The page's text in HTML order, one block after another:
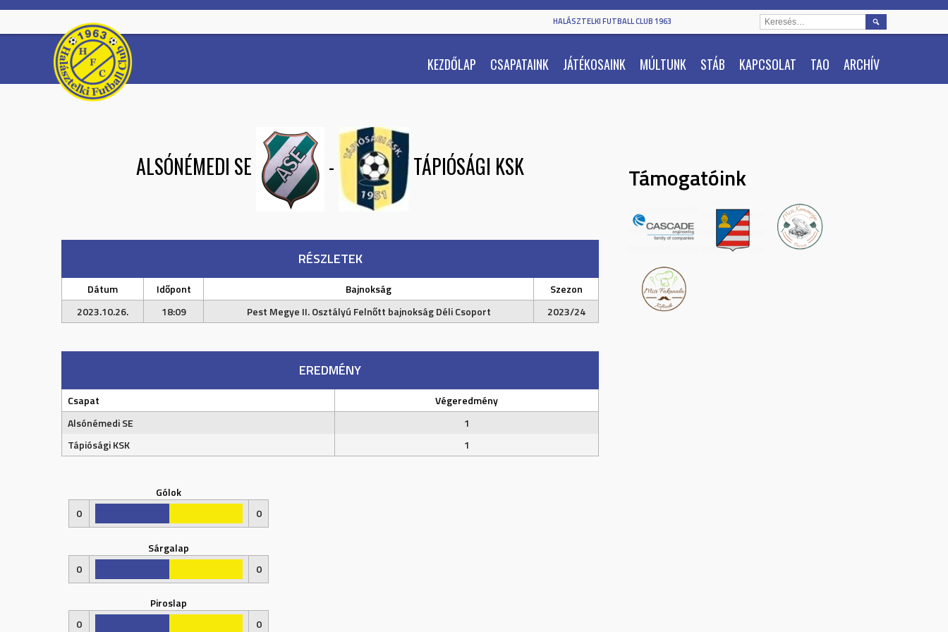
Skip
content
HALÁSZTELKI FUTBALL CLUB 1963
KEZDŐLAP CSAPATAINK JÁTÉKOSAINK MÚLTUNK STÁB KAPCSOLAT TAO ARCHÍV
KERESÉS:
ALSÓNÉMEDI SE - TÁPIÓSÁGI KSK
RÉSZLETEK
Dátum Időpont Bajnokság
Szezon
2023.10.26.
18:09 Pest Megye II. Osztályú Felnőtt bajnokság Déli Csoport 2023/24
EREDMÉNY
Csapat
Végeredmény
Alsónémedi SE
1
Tápiósági KSK
1
Gólok
0
0
Sárgalap
0
0
Piroslap
0
0
Támogatóink